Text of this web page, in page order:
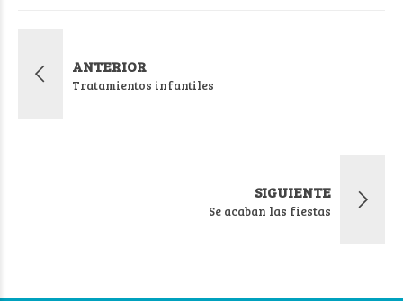
ANTERIOR
Tratamientos infantiles
SIGUIENTE
Se acaban las fiestas